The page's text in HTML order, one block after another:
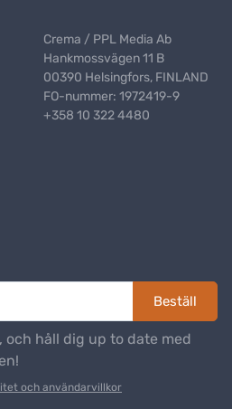
Crema / PPL Media Ab
Hankmossvägen 11 B
00390 Helsingfors, FINLAND
FO-nummer: 1972419-9
+358 10 322 4480
Beställ
håll dig up to date med
och användarvillkor